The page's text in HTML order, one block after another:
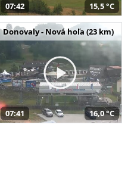
07:42 15,5 °C
Donovaly - Nová hoľa (23 km)
07:41 16,0 °C